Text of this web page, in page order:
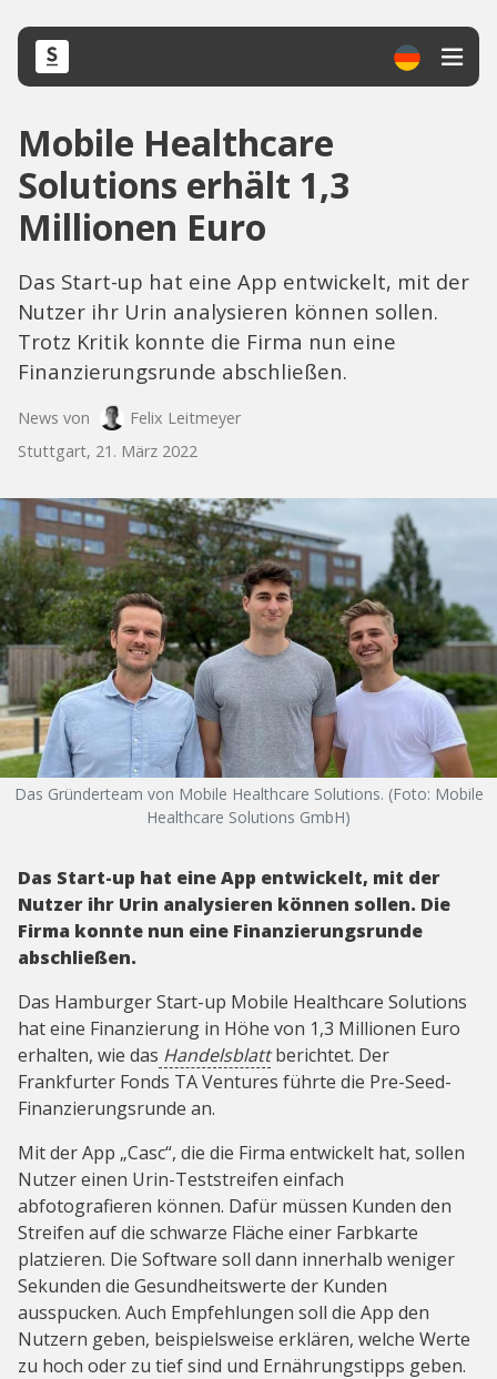
Mobile Healthcare
Solutions erhält 1,3
Millionen Euro
Das Start-up hat eine App entwickelt, mit der
Nutzer ihr Urin analysieren können sollen.
Trotz Kritik konnte die Firma nun eine
Finanzierungsrunde abschließen.
News von
Felix Leitmeyer
Stuttgart, 21. März 2022
Das Gründerteam von Mobile Healthcare Solutions. (Foto: Mobile
Healthcare Solutions GmbH)
Das Start-up hat eine App entwickelt, mit der
Nutzer ihr Urin analysieren können sollen. Die
Firma konnte nun eine Finanzierungsrunde
abschließen.
Das Hamburger Start-up Mobile Healthcare Solutions
hat eine Finanzierung in Höhe von 1,3 Millionen Euro
erhalten, wie das Handelsblattberichtet. Der
Frankfurter Fonds TA Ventures führte die Pre-Seed-
Finanzierungsrunde an.
Mit der App „Casc“, die die Firma entwickelt hat, sollen
Nutzer einen Urin-Teststreifen einfach
abfotografieren können. Dafür müssen Kunden den
Streifen auf die schwarze Fläche einer Farbkarte
platzieren. Die Software soll dann innerhalb weniger
Sekunden die Gesundheitswerte der Kunden
ausspucken. Auch Empfehlungen soll die App den
Nutzern geben, beispielsweise erklären, welche Werte
zu hoch oder zu tief sind und Ernährungstipps geben.